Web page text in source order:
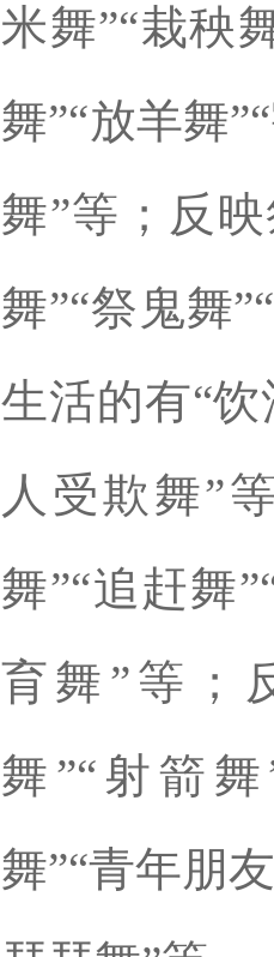
米舞”“栽秧
舞”“放羊舞
舞”等；反
舞”“祭鬼舞
生活的有“饮
人受欺舞”
舞”“追赶舞
育舞”等；
舞”“射箭
舞”“青年朋